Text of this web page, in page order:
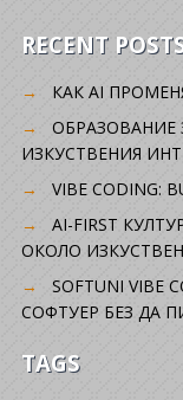
RECENT
КАК AI
ОБРАЗОВАНИЕ
ИЗКУСТВЕНИЯ
VIBE CODING:
AI-FIRST
ОКОЛО
SOFTUNI
СОФТУЕР БЕЗ ДА
TAGS